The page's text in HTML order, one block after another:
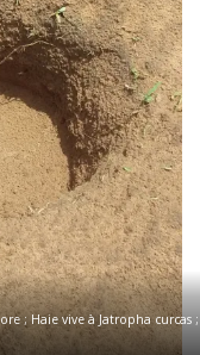
; Haie vive à Jatropha curcas ;